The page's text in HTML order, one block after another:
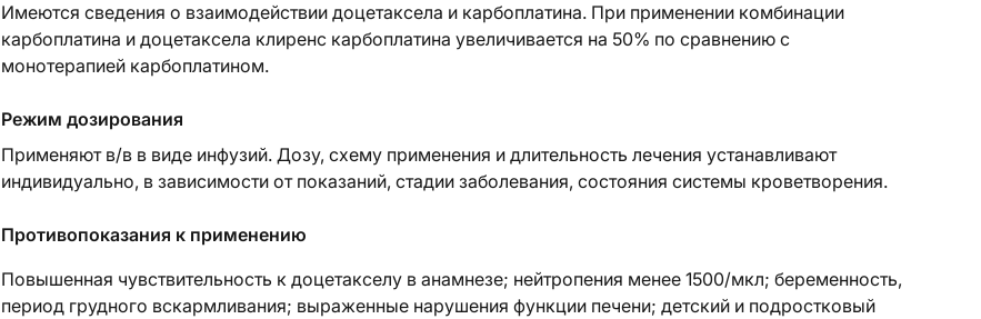
Имеются сведения о взаимодействии доцетаксела и карбоплатина. При применении комбинации
карбоплатина и доцетаксела клиренс карбоплатина увеличивается на 50% по сравнению с
монотерапией карбоплатином.
Режим дозирования
Применяют в/в в виде инфузий. Дозу, схему применения и длительность лечения устанавливают
индивидуально, в зависимости от показаний, стадии заболевания, состояния системы кроветворения.
Противопоказания к применению
Повышенная чувствительность к доцетакселу в анамнезе; нейтропения менее 1500/мкл; беременность,
период грудного вскармливания; выраженные нарушения функции печени; детский и подростковый